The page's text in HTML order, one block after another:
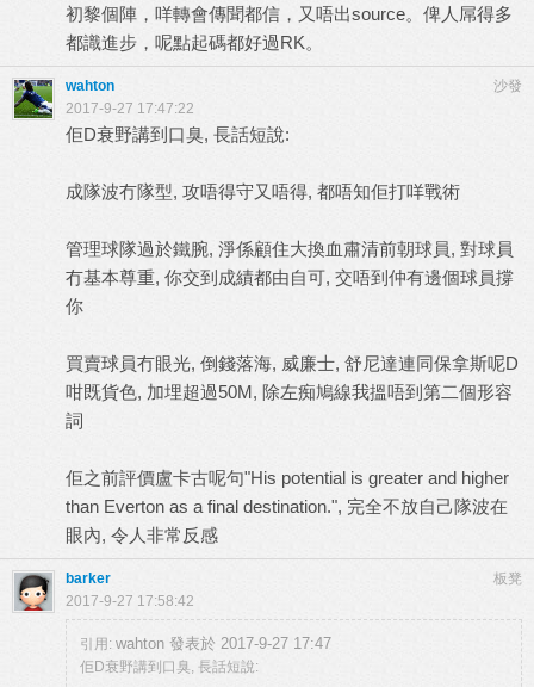
初黎個陣，咩轉會傳聞都信，又唔出source。俾人屌得多
都識進步，呢點起碼都好過RK。
沙發
wahton
2017-9-27 17:47:22
佢D衰野講到口臭, 長話短說:
成隊波冇隊型, 攻唔得守又唔得, 都唔知佢打咩戰術
管理球隊過於鐵腕, 淨係顧住大換血肅清前朝球員, 對球員
冇基本尊重, 你交到成績都由自可, 交唔到仲有邊個球員撐
你
買賣球員冇眼光, 倒錢落海, 威廉士, 舒尼達連同保拿斯呢D
咁既貨色, 加埋超過50M, 除左痴鳩線我搵唔到第二個形容
詞
佢之前評價盧卡古呢句"His potential is greater and higher
than Everton as a final destination.", 完全不放自己隊波在
眼內, 令人非常反感
板凳
barker
2017-9-27 17:58:42
引用: wahton 發表於 2017-9-27 17:47
佢D衰野講到口臭, 長話短說: